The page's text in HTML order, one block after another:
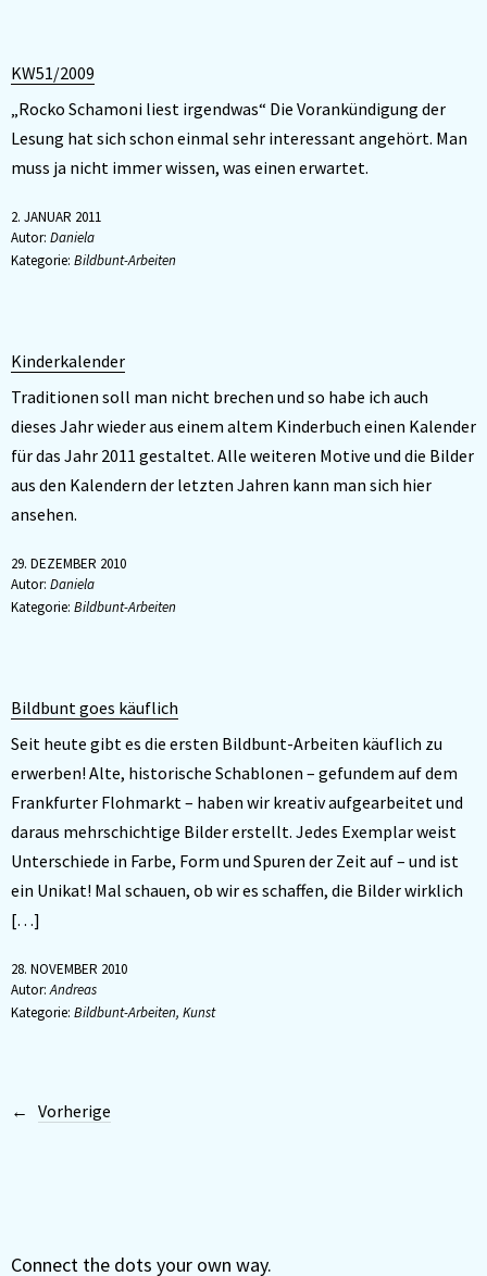
KW51/2009
„Rocko Schamoni liest irgendwas“ Die Vorankündigung der
Lesung hat sich schon einmal sehr interessant angehört. Man
muss ja nicht immer wissen, was einen erwartet.
2. JANUAR 2011
Autor: Daniela
Kategorie: Bildbunt-Arbeiten
Kinderkalender
Traditionen soll man nicht brechen und so habe ich auch
dieses Jahr wieder aus einem altem Kinderbuch einen Kalender
für das Jahr 2011 gestaltet. Alle weiteren Motive und die Bilder
aus den Kalendern der letzten Jahren kann man sich hier
ansehen.
29. DEZEMBER 2010
Autor: Daniela
Kategorie: Bildbunt-Arbeiten
Bildbunt goes käuflich
Seit heute gibt es die ersten Bildbunt-Arbeiten käuflich zu
erwerben! Alte, historische Schablonen – gefundem auf dem
Frankfurter Flohmarkt – haben wir kreativ aufgearbeitet und
daraus mehrschichtige Bilder erstellt. Jedes Exemplar weist
Unterschiede in Farbe, Form und Spuren der Zeit auf – und ist
ein Unikat! Mal schauen, ob wir es schaffen, die Bilder wirklich
[…]
28. NOVEMBER 2010
Autor:Andreas
Kategorie: Bildbunt-Arbeiten, Kunst
Vorherige
Connect the dots your own way.